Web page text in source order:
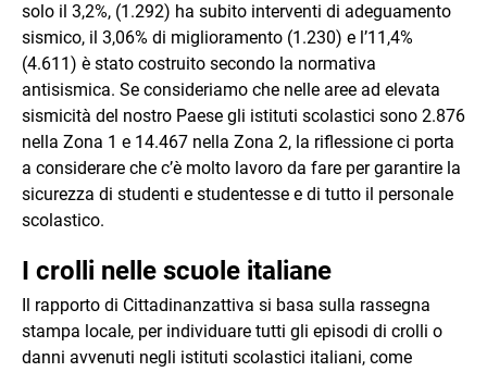
solo il 3,2%, (1.292) ha subito interventi di adeguamento
sismico, il 3,06% di miglioramento (1.230) e l’11,4%
(4.611) è stato costruito secondo la normativa
antisismica. Se consideriamo che nelle aree ad elevata
sismicità del nostro Paese gli istituti scolastici sono 2.876
nella Zona 1 e 14.467 nella Zona 2, la riflessione ci porta
a considerare che c’è molto lavoro da fare per garantire la
sicurezza di studenti e studentesse e di tutto il personale
scolastico.
I crolli nelle scuole italiane
Il rapporto di Cittadinanzattiva si basa sulla rassegna
stampa locale, per individuare tutti gli episodi di crolli o
danni avvenuti negli istituti scolastici italiani, come